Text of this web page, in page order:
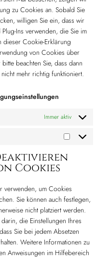
zu Cookies an. Sobald Sie
willigen Sie ein, dass wir
Ins verwenden, die Sie im
dieser Cookie-Erklärung
von Cookies über
beachten Sie, dass dann
mehr richtig funktioniert.
Immer aktiv
Marketing
Cookies
verwenden, um Cookies
Sie können auch festlegen,
nicht platziert werden.
die Einstellungen Ihres
Sie bei jedem Absetzen
Weitere Informationen zu
Anweisungen im Hilfebereich